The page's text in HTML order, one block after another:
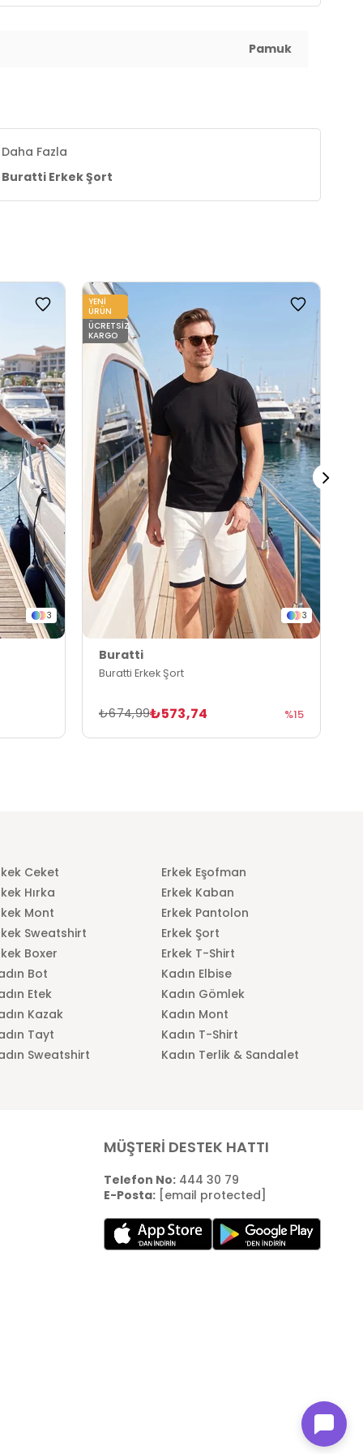
Pamuk
Daha Fazla
Buratti Erkek Şort
3 3
Buratti
Buratti Erkek Şort
₺573,74
₺674,99 %15
YENI
ÜRÜN
ÜCRETSIZ
KARGO
Ceket
Erkek Eşofman
Hırka
Erkek Kaban
Mont
Erkek Pantolon
Sweatshirt
Erkek Şort
Boxer
Erkek T-Shirt
Bot
Kadın Elbise
Etek
Kadın Gömlek
Kazak
Kadın Mont
Tayt
Kadın T-Shirt
Sweatshirt Kadın Terlik & Sandalet
MÜŞTERİ DESTEK HATTI
Telefon No:444 30 79
E-Posta: [email protected]